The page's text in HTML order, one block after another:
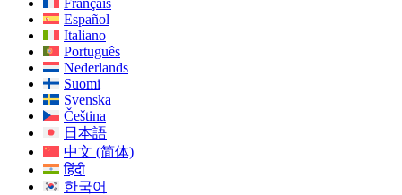
Español
Italiano
Português
Nederlands
Suomi
Svenska
Čeština
日本語
中文 (简体)
हिंदी
한국어